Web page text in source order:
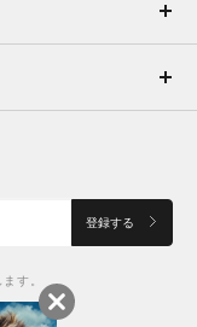
登録する
す。